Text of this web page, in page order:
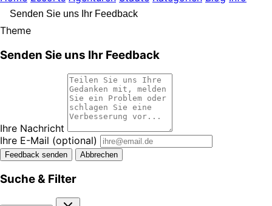
Senden Sie uns Ihr Feedback
Theme
Senden Sie uns Ihr Feedback
Ihre Nachricht
Ihre E-Mail (optional)
Feedback senden Abbrechen
Suche & Filter